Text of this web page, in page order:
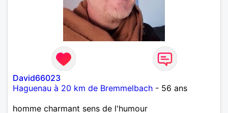
David66023
Haguenau à 20 km de Bremmelbach - 56 ans
homme charmant sens de l'humour